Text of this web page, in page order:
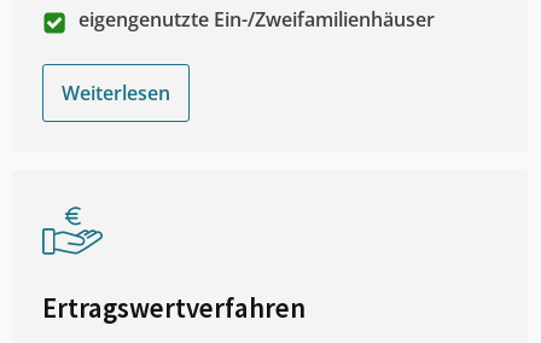
eigengenutzte Ein-/Zweifamilienhäuser
Weiterlesen
Ertragswertverfahren